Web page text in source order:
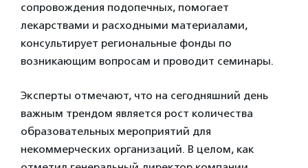
сопровождения подопечных, помогает
лекарствами и расходными материалами,
консультирует региональные фонды по
возникающим вопросам и проводит семинары.
Эксперты отмечают, что на сегодняшний день
важным трендом является рост количества
образовательных мероприятий для
некоммерческих организаций. В целом, как